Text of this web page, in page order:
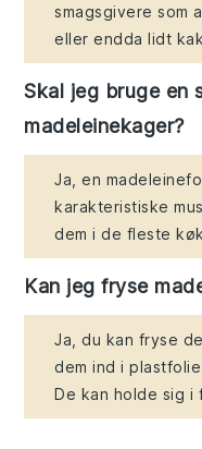
smagsgivere som
eller endda lidt
Skal jeg bruge en
madeleinekager?
Ja, en
karakteristiske
dem i de fleste
Kan jeg fryse
Ja, du kan fryse
dem ind i
De kan holde sig i